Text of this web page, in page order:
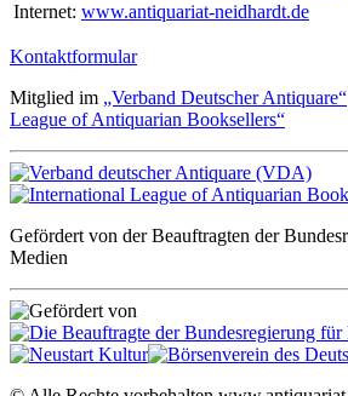
Internet: www.antiquariat-neidhardt.de
Kontaktformular
Mitglied im „Verband Deutscher Antiquare“
League of Antiquarian Booksellers“
Gefördert von der Beauftragten der
Medien